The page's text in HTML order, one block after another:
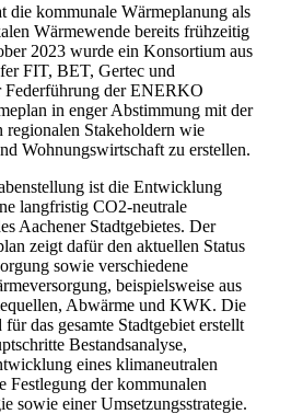
die kommunale Wärmeplanung als
Wärmewende bereits frühzeitig
2023 wurde ein Konsortium aus
FIT, BET, Gertec und
der ENERKO
in enger Abstimmung mit der
regionalen Stakeholdern wie
Wohnungswirtschaft zu erstellen.
ist die Entwicklung
langfristig CO2-neutrale
Aachener Stadtgebietes. Der
zeigt dafür den aktuellen Status
sowie verschiedene
beispielsweise aus
Abwärme und KWK. Die
das gesamte Stadtgebiet erstellt
Bestandsanalyse,
eines klimaneutralen
Festlegung der kommunalen
sowie einer Umsetzungsstrategie.